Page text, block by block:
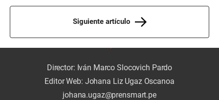
Siguiente artículo
Director: Iván Marco Slocovich Pardo
Editor Web: Johana Liz Ugaz Oscanoa
johana.ugaz@prensmart.pe